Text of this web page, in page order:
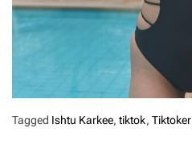
Tagged Ishtu Karkee, tiktok, Tiktoker